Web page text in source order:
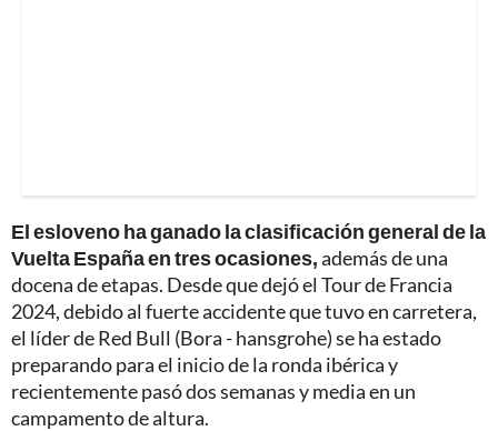
El esloveno ha ganado la clasificación general de la
Vuelta España en tres ocasiones,además de una
docena de etapas. Desde que dejó el Tour de Francia
2024, debido al fuerte accidente que tuvo en carretera,
el líder de Red Bull (Bora - hansgrohe) se ha estado
preparando para el inicio de la ronda ibérica y
recientemente pasó dos semanas y media en un
campamento de altura.